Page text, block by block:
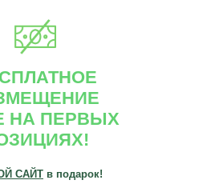
НА ПЕРВЫХ
САЙТ в подарок!